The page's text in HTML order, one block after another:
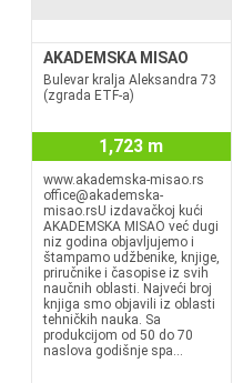
AKADEMSKA MISAO
Bulevar kralja Aleksandra 73
(zgrada ETF-a)
1,723 m
www.akademska-misao.rs
office@akademska-
misao.rsU izdavačkoj kući
AKADEMSKA MISAO već dugi
niz godina objavljujemo i
štampamo udžbenike, knjige,
priručnike i časopise iz svih
naučnih oblasti. Najveći broj
knjiga smo objavili iz oblasti
tehničkih nauka. Sa
produkcijom od 50 do 70
naslova godišnje spa...